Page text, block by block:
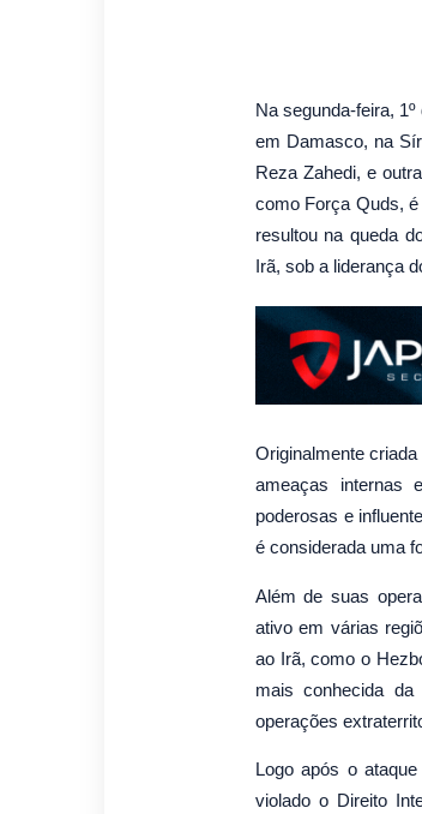
Na segunda-feira,
em Damasco, na
Reza Zahedi, e
como Força Quds,
resultou na queda
Irã, sob a liderança
Originalmente
ameaças internas
poderosas e
é considerada uma
Além de suas
ativo em várias
ao Irã, como o
mais conhecida
operações
Logo após o
violado o Direito